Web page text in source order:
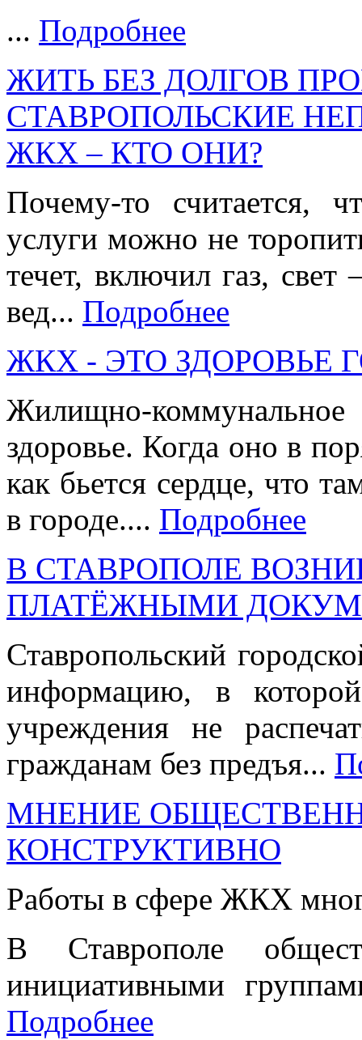
... Подробнее
ЖИТЬ БЕЗ ДОЛГОВ
СТАВРОПОЛЬСКИЕ
ЖКХ – КТО ОНИ?
Почему-то считается,
услуги можно не
течет, включил газ, свет
вед... Подробнее
ЖКХ - ЭТО ЗДОРОВЬЕ
Жилищно-
здоровье. Когда оно в
как бьется сердце, что
в городе.... Подробнее
В СТАВРОПОЛЕ
ПЛАТЁЖНЫМИ
Ставропольский
информацию, в
учреждения не
гражданам без предъя...
МНЕНИЕ
КОНСТРУКТИВНО
Работы в сфере ЖКХ
В Ставрополе
инициативными
Подробнее